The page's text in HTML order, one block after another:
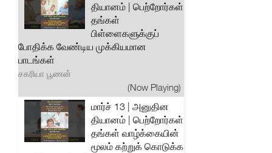
தியானம் | பெற்றோர்கள்
தங்கள்
பிள்ளைகளுக்குப்
போதிக்க வேண்டிய முக்கியமான
பாடங்கள்
சகரியா பூணன்
(Now Playing)
மார்ச் 13 | அனுதின
தியானம் | பெற்றோர்கள்
தங்கள் வாழ்க்கையின்
மூலம் கற்றுக் கொடுக்க